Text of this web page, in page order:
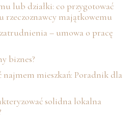
lub działki: co przygotować
rzeczoznawcy majątkowemu
– umowa o pracę
biznes?
najmem mieszkań: Poradnik dla
solidna lokalna